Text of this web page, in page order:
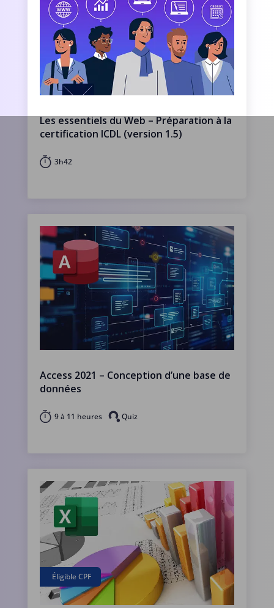
Les essentiels du Web – Préparation à la
certification ICDL (version 1.5)
3h42
Access 2021 – Conception d’une base de
données
9 à 11 heures Quiz
Éligible CPF